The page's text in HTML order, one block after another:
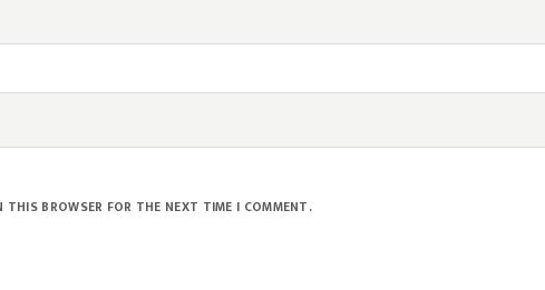
THIS BROWSER FOR THE NEXT TIME I COMMENT.